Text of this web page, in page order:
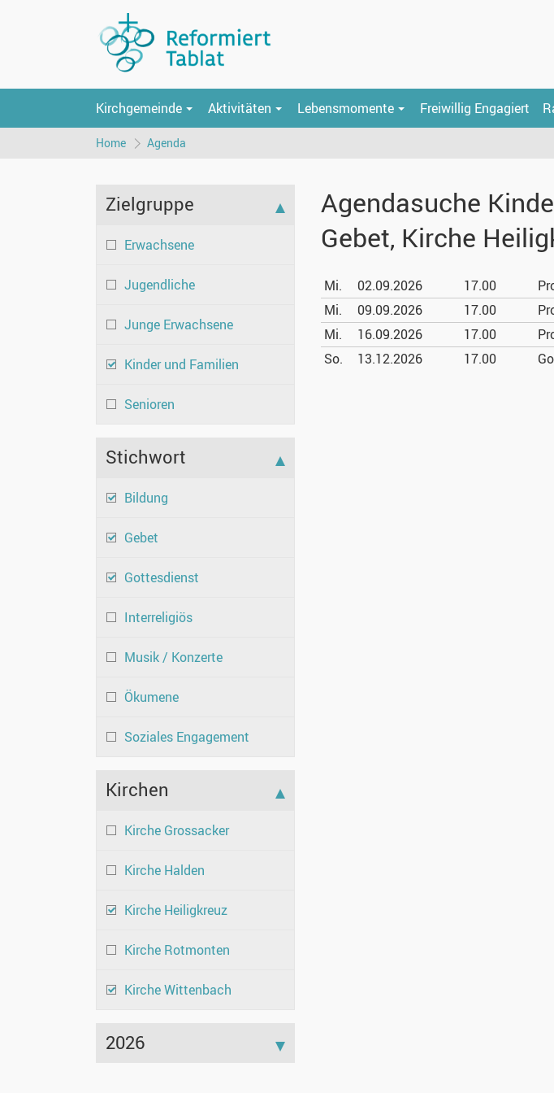
Kirchgemeinde Aktivitäten Lebensmomente Freiwillig Engagiert
Home Agenda
Zielgruppe
Erwachsene
Jugendliche
Junge Erwachsene
Kinder und Familien
Senioren
Stichwort
Bildung
Gebet
Gottesdienst
Interreligiös
Musik / Konzerte
Ökumene
Soziales Engagement
Kirchen
Kirche Grossacker
Kirche Halden
Kirche Heiligkreuz
Kirche Rotmonten
Kirche Wittenbach
2026
Agendasuche
Gebet, Kirche
Mi. 02.09.2026 17.00
Mi.
09.09.2026 17.00
Mi.
16.09.2026 17.00
So.
13.12.2026 17.00